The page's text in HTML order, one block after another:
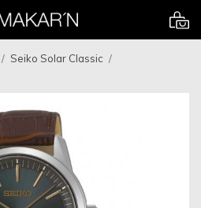
/ Seiko Solar Classic /